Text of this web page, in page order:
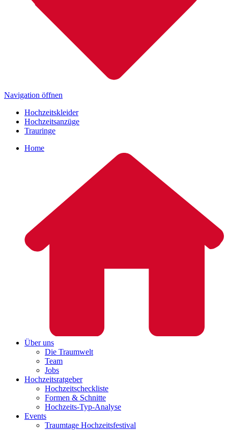
Navigation öffnen
Hochzeitskleider
Hochzeitsanzüge
Trauringe
Home
Über uns
Die Traumwelt
Team
Jobs
Hochzeitsratgeber
Hochzeitscheckliste
Formen & Schnitte
Hochzeits-Typ-Analyse
Events
Traumtage Hochzeitsfestival